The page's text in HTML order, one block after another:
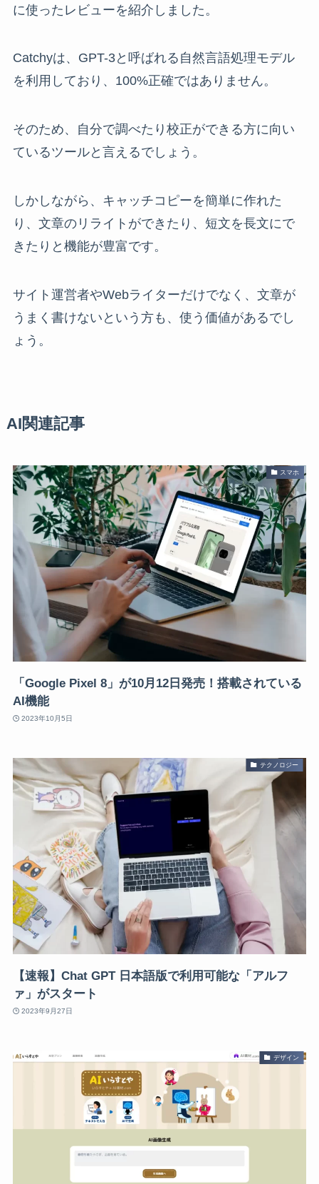
に使ったレビューを紹介しました。
Catchyは、GPT-3と呼ばれる自然言語処理モデル
を利用しており、100%正確ではありません。
そのため、自分で調べたり校正ができる方に向い
ているツールと言えるでしょう。
しかしながら、キャッチコピーを簡単に作れた
り、文章のリライトができたり、短文を長文にで
きたりと機能が豊富です。
サイト運営者やWebライターだけでなく、文章が
うまく書けないという方も、使う価値があるでし
ょう。
AI関連記事
スマホ
「Google Pixel 8」が10月12日発売！搭載されている
AI機能
2023年10月5日
テクノロジー
【速報】Chat GPT 日本語版で利用可能な「アルフ
ァ」がスタート
2023年9月27日
デザイン